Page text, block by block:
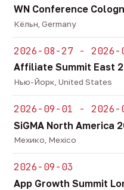
WN Conference
Кёльн, Germany
2026-08-27 - 2026-
Affiliate Summit East
Нью-Йорк, United States
2026-09-01 - 2026-
SiGMA North America
Мехико, Mexico
2026-09-03
App Growth Summit